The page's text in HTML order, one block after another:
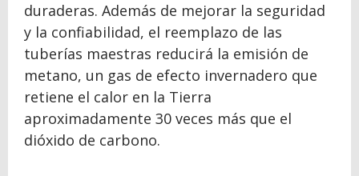
duraderas. Además de mejorar la seguridad
y la confiabilidad, el reemplazo de las
tuberías maestras reducirá la emisión de
metano, un gas de efecto invernadero que
retiene el calor en la Tierra
aproximadamente 30 veces más que el
dióxido de carbono.